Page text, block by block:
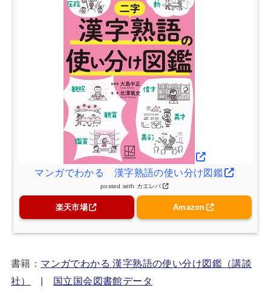
マンガでわかる 漢字熟語の使い分け図鑑
posted with カエレバ
楽天市場 Amazon
書籍： マンガでわかる 漢字熟語の使い分け図鑑（講談
社）
| 国立国会図書館データ